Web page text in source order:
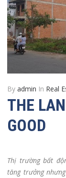
By admin In Real
THE
GOOD
Thị trường bất
tăng trưởng